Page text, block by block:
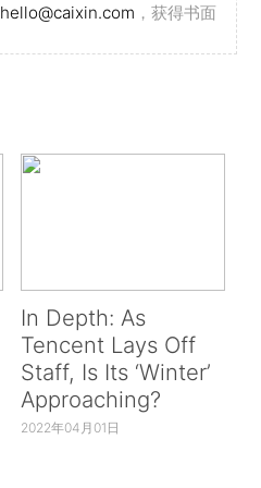
hello@caixin.com ，获得书面
In Depth: As
Tencent Lays Off
Staff, Is Its ‘Winter’
Approaching?
2022年04月01日